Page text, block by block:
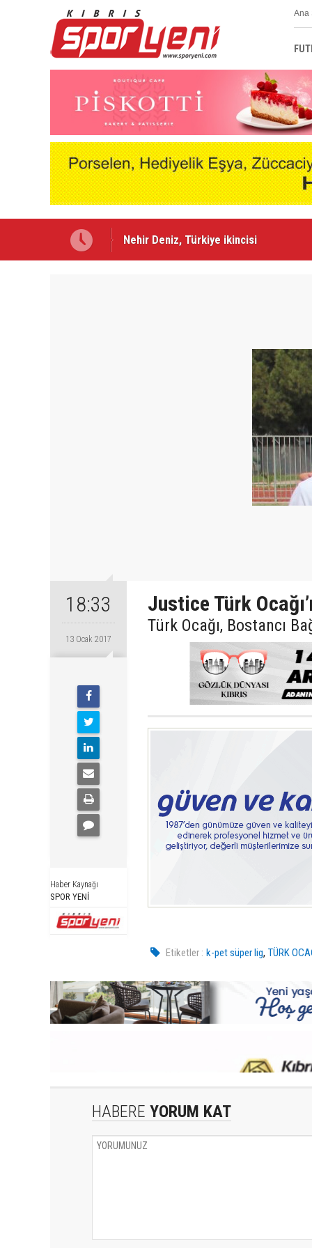
Ana
Lefke'de Levent Eriş dönemi
18:33
13 Ocak 2017
Haber Kaynağı
SPOR YENİ
Justice Türk
Türk Ocağı, Bostancı
Etiketler : k-pet süper lig,TÜRK
HABERE YORUM KAT